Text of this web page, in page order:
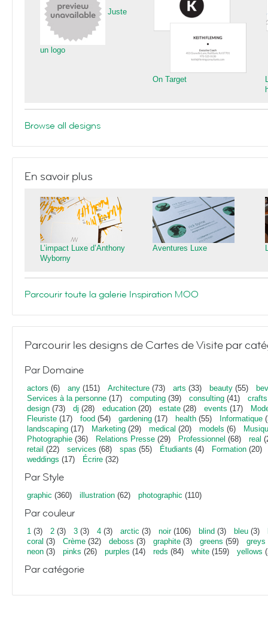
Juste
un logo
On Target
Browse all designs
En savoir plus
L’impact Luxe d’Anthony
Wyborny
Aventures Luxe
Parcourir toute la galerie Inspiration MOO
Parcourir les designs de Cartes de Visite par
Par Domaine
actors (6) any (151) Architecture (73) arts (33) beauty (55)
Services à la personne (17) computing (39) consulting (41) crafts
design (73) dj (28) education (20) estate (28) events (17)
Fleuriste (17) food (54) gardening (17) health (55) Informatique
landscaping (17) Marketing (29) medical (20) models (6)
Photographie (36) Relations Presse (29) Professionnel (68) real
retail (22) services (68) spas (55) Étudiants (4) Formation (20)
weddings (17) Écrire (32)
Par Style
graphic (360) illustration (62) photographic (110)
Par couleur
1 (3) 2 (3) 3 (3) 4 (3) arctic (3) noir(106) blind (3) bleu (3)
coral (3) Crème (32) deboss (3) graphite (3) greens (59) greys
neon (3) pinks (26) purples (14) reds (84) white (159) yellows
Par catégorie